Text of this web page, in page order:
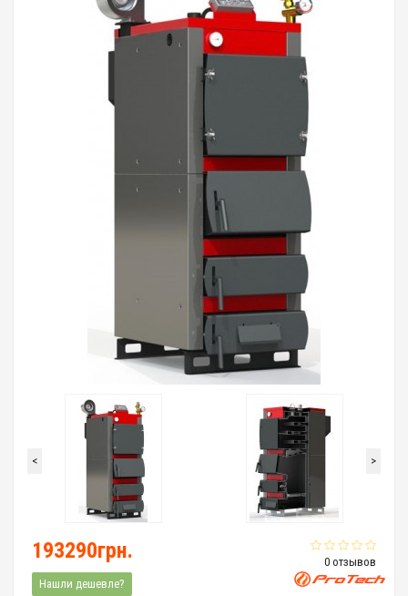
< >
0 отзывов
193290грн.
Нашли дешевле?